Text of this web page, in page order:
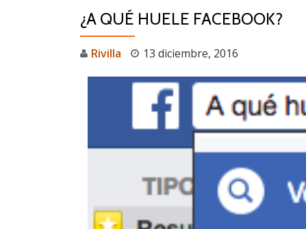
¿A QUÉ HUELE FACEBOOK?
Rivilla 13 diciembre, 2016